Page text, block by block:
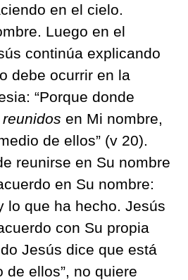
en el cielo.
Luego en el
continúa explicando
debe ocurrir en la
“Porque donde
reunidos en Mi nombre,
de ellos” (v 20).
reunirse en Su nombre
en Su nombre:
lo que ha hecho. Jesús
con Su propia
Jesús dice que está
de ellos”, no quiere